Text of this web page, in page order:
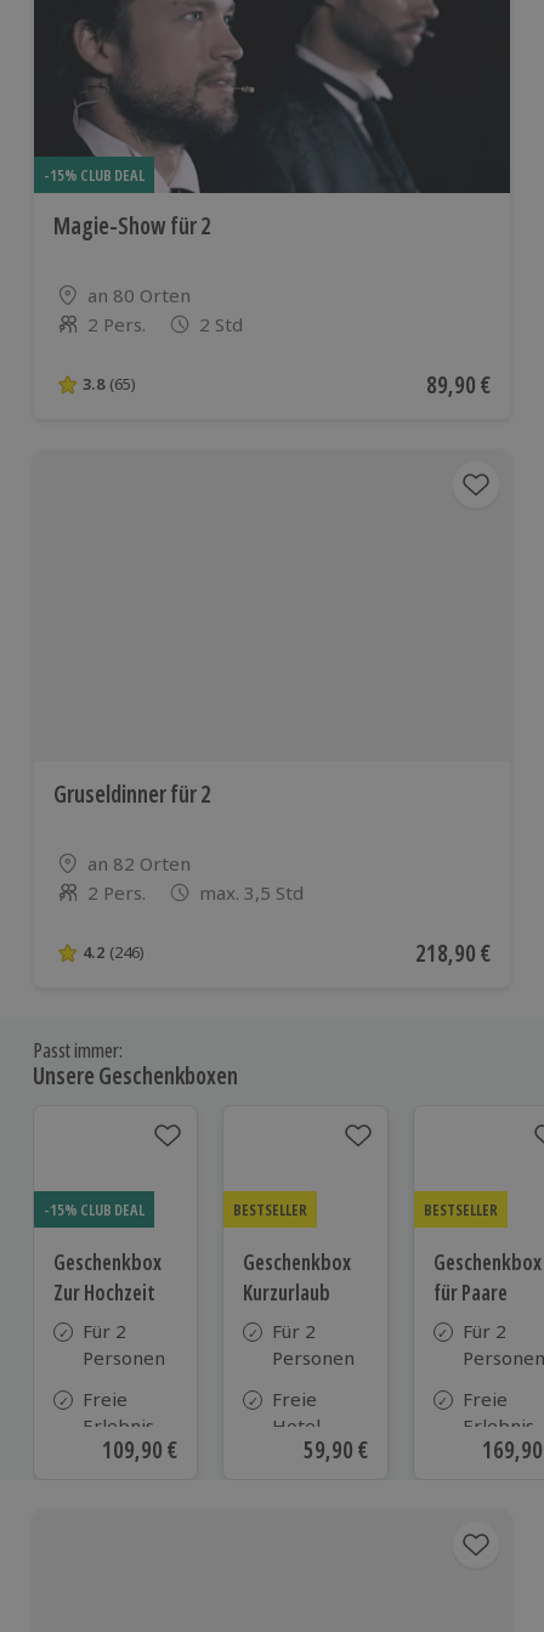
-15% CLUB DEAL
Magie-Show für 2
Standort
an 80 Orten
Anzahl der Teilnehmer
2 Pers. 2 Std
3.8 von 5 Sternen basierend auf 65 Bewertungen
3.8 (65) Aktueller
89,90 €
Gruseldinner für 2
Standort
an 82 Orten
Anzahl der Teilnehmer
2 Pers. max. 3,5 Std
4.2 von 5 Sternen basierend auf 246 Bewertungen
4.2 (246) Aktueller Preis
218,90 €
Passt immer:
Unsere Geschenkboxen
-15% CLUB DEAL
Geschenkbox
Zur Hochzeit
Für 2
Personen
Freie
Erlebnis-
Auswahl
Aktueller Preis
109,90 €
BESTSELLER
Geschenkbox
Kurzurlaub
Für 2
Personen
Freie
Hotel-
Auswahl
Aktueller Preis
59,90 €
BESTSELLER
Geschenkbox
für Paare
Für 2
Personen
Freie
Erlebnis-
Auswahl